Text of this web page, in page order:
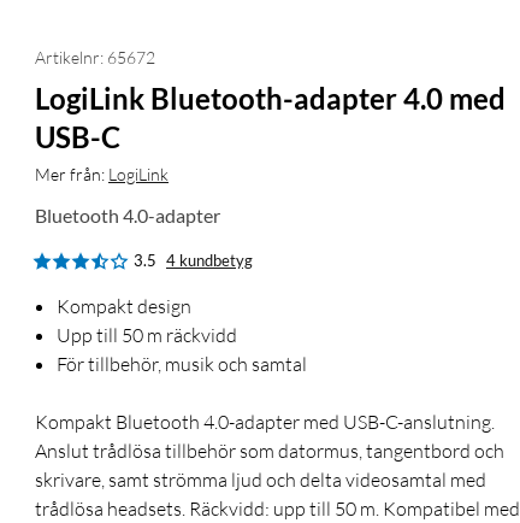
Artikelnr: 65672
LogiLink Bluetooth-adapter 4.0 med
USB-C
Mer från: LogiLink
Bluetooth 4.0-adapter
3.5 4 kundbetyg
Kompakt design
Upp till 50 m räckvidd
För tillbehör, musik och samtal
Kompakt Bluetooth 4.0-adapter med USB-C-anslutning.
Anslut trådlösa tillbehör som datormus, tangentbord och
skrivare, samt strömma ljud och delta videosamtal med
trådlösa headsets. Räckvidd: upp till 50 m. Kompatibel med